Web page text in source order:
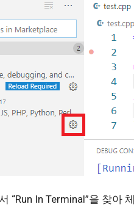
“Run In Terminal”을 찾아